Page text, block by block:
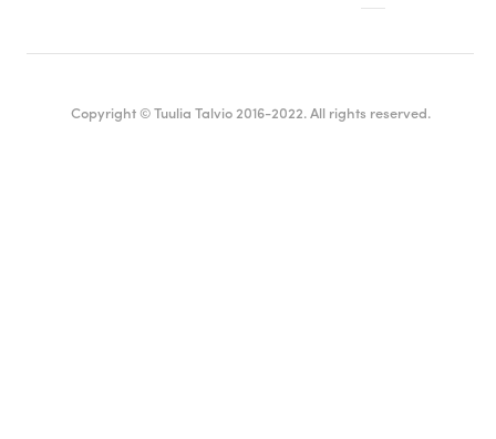
Copyright © Tuulia Talvio 2016-2022. All rights reserved.